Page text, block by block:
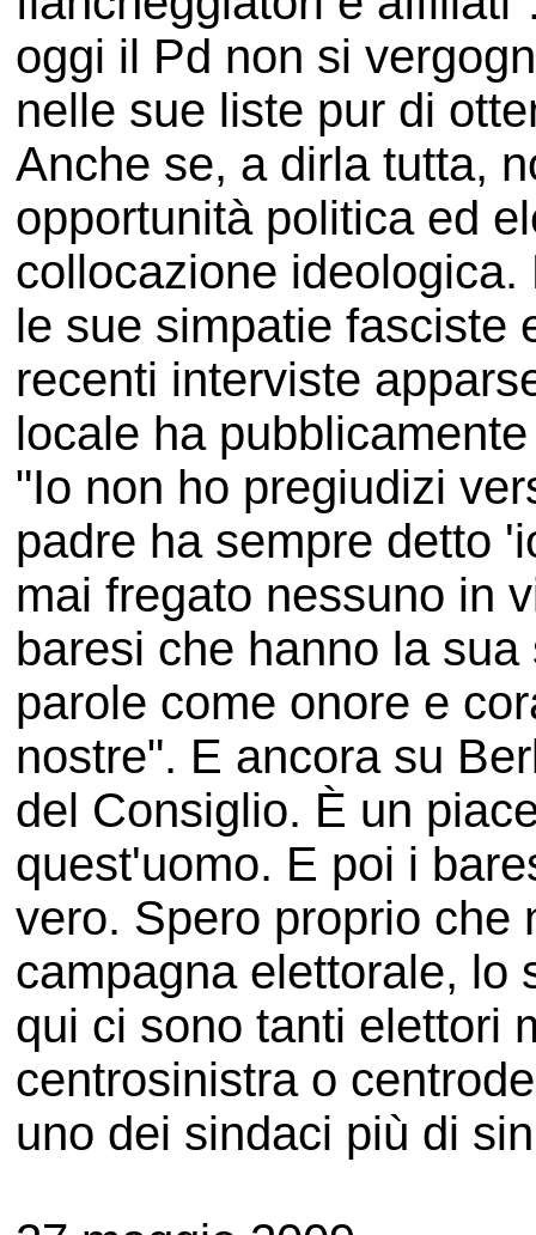
oggi il Pd non si
nelle sue liste pur di
Anche se, a dirla tutta,
opportunità politica ed
collocazione
le sue simpatie fasciste
recenti interviste
locale ha
"Io non ho pregiudizi
padre ha sempre detto
mai fregato nessuno in
baresi che hanno la
parole come onore e
nostre". E ancora su
del Consiglio. È un
quest'uomo. E poi i
vero. Spero proprio che
campagna elettorale, lo
qui ci sono tanti elettori
centrosinistra o
uno dei sindaci più di